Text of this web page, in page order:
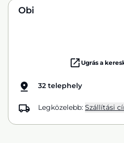
Obi
Ugrás a
32 telephely
Legközelebb: Szállítási